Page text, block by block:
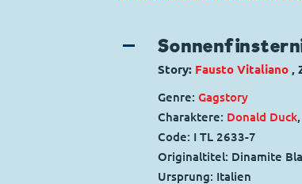
Story: Fausto Vitaliano,
Genre: Gagstory
Charaktere: Donald Duck,
Code: I TL 2633-7
Originaltitel: Dinamite
Ursprung: Italien